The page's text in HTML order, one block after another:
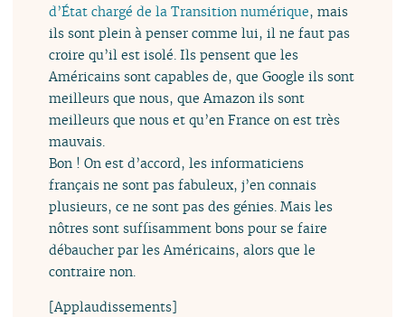
d’État chargé de la Transition numérique, mais
ils sont plein à penser comme lui, il ne faut pas
croire qu’il est isolé. Ils pensent que les
Américains sont capables de, que Google ils sont
meilleurs que nous, que Amazon ils sont
meilleurs que nous et qu’en France on est très
mauvais.
Bon ! On est d’accord, les informaticiens
français ne sont pas fabuleux, j’en connais
plusieurs, ce ne sont pas des génies. Mais les
nôtres sont suffisamment bons pour se faire
débaucher par les Américains, alors que le
contraire non.
[Applaudissements]